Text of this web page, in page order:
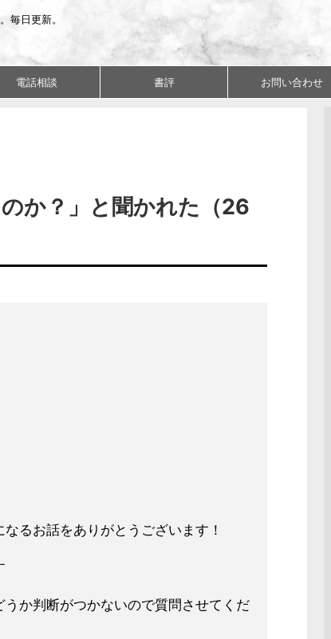
毎日更新。
電話相談 書評 お問い合わせ
か？」と聞かれた（26
るお話をありがとうござい ます！
か判断がつかないので質問 させてくだ